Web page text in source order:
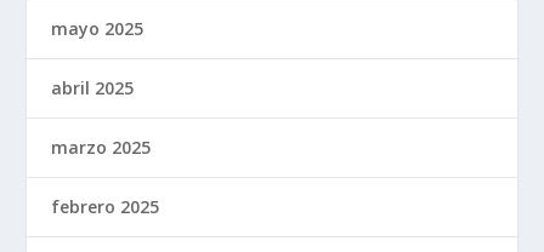
mayo 2025
abril 2025
marzo 2025
febrero 2025